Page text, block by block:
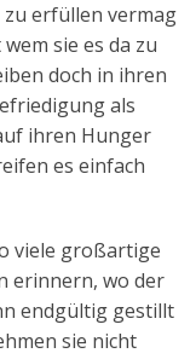
erfüllen vermag
sie es da zu
doch in ihren
als
ihren Hunger
es einfach
viele großartige
erinnern, wo der
endgültig gestillt
sie nicht